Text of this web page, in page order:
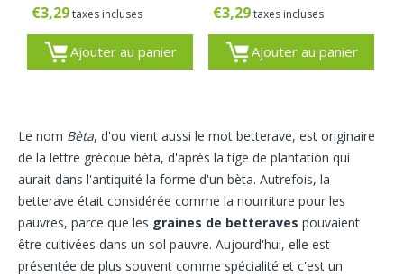
€3,29taxes incluses
Ajouter au panier
€3,29 taxes incluses
Ajouter au panier
Le nom Bèta, d'ou vient aussi le mot betterave, est originaire
de la lettre grècque bèta, d'après la tige de plantation qui
aurait dans l'antiquité la forme d'un bèta. Autrefois, la
betterave était considérée comme la nourriture pour les
pauvres, parce que les graines de betteraves pouvaient
être cultivées dans un sol pauvre. Aujourd'hui, elle est
présentée de plus souvent comme spécialité et c'est un